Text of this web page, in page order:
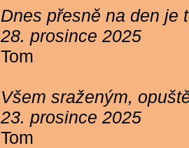
Dnes přesně na den je
28. prosince 2025
Tom
Všem sraženým,
23. prosince 2025
Tom